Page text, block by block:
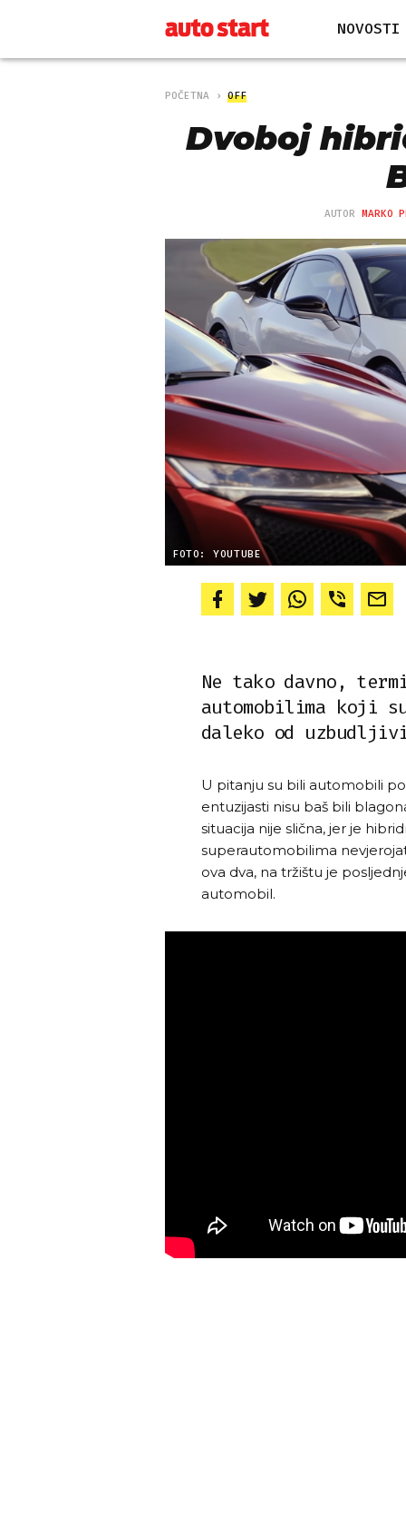
NOVOSTI
POČETNA OFF
Dvoboj
AUTOR MARKO
FOTO: YOUTUBE
Ne tako davno,
automobilima
daleko od
U pitanju su bili automobili
entuzijasti nisu baš bili
situacija nije slična, jer je
superautomobilima
ova dva, na tržištu je
automobil.